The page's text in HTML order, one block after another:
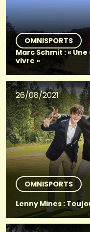
OMNISPORTS
Marc Schmit : «
vivre »
26/08/2021
OMNISPORTS
Lenny Mines :